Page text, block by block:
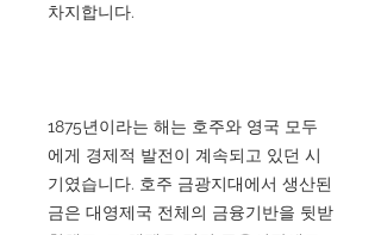
차지합니다.
1875년이라는 해는 호주와 영국 모두
에게 경제적 발전이 계속되고 있던 시
기였습니다. 호주 금광지대에서 생산된
금은 대영제국 전체의 금융기반을 뒷받